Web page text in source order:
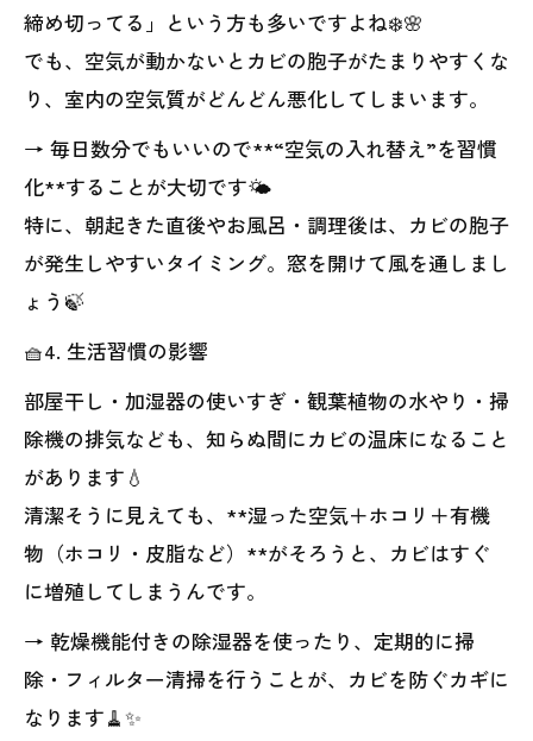
締め切ってる」という方も多いですよね❄️🌸
でも、空気が動かないとカビの胞子がたまりやすくな
り、室内の空気質がどんどん悪化してしまいます。
→ 毎日数分でもいいので**“空気の入れ替え”を習慣
化**することが大切です🌤️
特に、朝起きた直後やお風呂・調理後は、カビの胞子
が発生しやすいタイミング。窓を開けて風を通しまし
ょう🍃
🧺4. 生活習慣の影響
部屋干し・加湿器の使いすぎ・観葉植物の水やり・掃
除機の排気なども、知らぬ間にカビの温床になること
があります💧
清潔そうに見えても、**湿った空気＋ホコリ＋有機
物（ホコリ・皮脂など）**がそろうと、カビはすぐ
に増殖してしまうんです。
→ 乾燥機能付きの除湿器を使ったり、定期的に掃
除・フィルター清掃を行うことが、カビを防ぐカギに
なります🧹✨